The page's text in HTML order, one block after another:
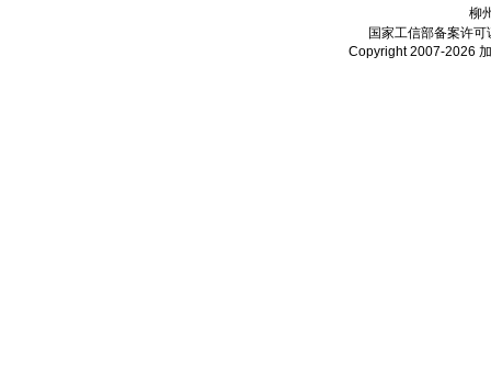
柳
国家工信部备案许可
Copyright 2007-2026